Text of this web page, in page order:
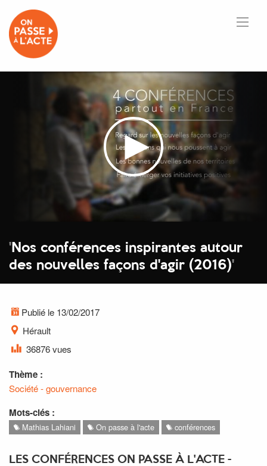
'Nos conférences inspirantes autour
des nouvelles façons d'agir (2016)'
Publié le 13/02/2017
Hérault
36876 vues
Thème :
Société - gouvernance
Mots-clés :
Mathias Lahiani On passe à l'acte conférences
LES CONFÉRENCES ON PASSE À L'ACTE -